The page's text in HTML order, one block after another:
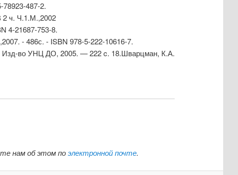
487-2.
ч. Ч.1.М.,2002
4-21687-753-8.
- 486с. - ISBN 978-5-222-10616-7.
Изд-во УНЦ ДО, 2005. — 222 c. 18.Шварцман, К.А.
нам об этом поэлектронной почте.